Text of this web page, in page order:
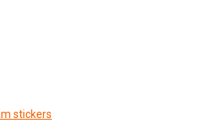
stickers